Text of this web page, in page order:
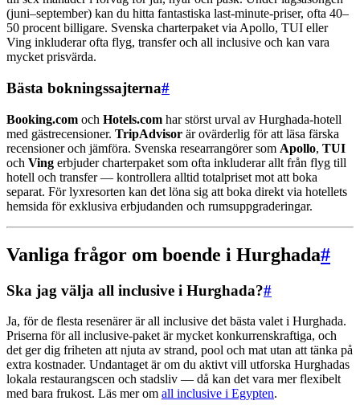
(juni–september) kan du hitta fantastiska last-minute-priser, ofta 40–
50 procent billigare. Svenska charterpaket via Apollo, TUI eller
Ving inkluderar ofta flyg, transfer och all inclusive och kan vara
mycket prisvärda.
Bästa bokningssajterna#
Booking.com och Hotels.com har störst urval av Hurghada-hotell
med gästrecensioner. TripAdvisor är ovärderlig för att läsa färska
recensioner och jämföra. Svenska researrangörer som Apollo, TUI
och Ving erbjuder charterpaket som ofta inkluderar allt från flyg till
hotell och transfer — kontrollera alltid totalpriset mot att boka
separat. För lyxresorten kan det löna sig att boka direkt via hotellets
hemsida för exklusiva erbjudanden och rumsuppgraderingar.
Vanliga frågor om boende i Hurghada#
Ska jag välja all inclusive i Hurghada?#
Ja, för de flesta resenärer är all inclusive det bästa valet i Hurghada.
Priserna för all inclusive-paket är mycket konkurrenskraftiga, och
det ger dig friheten att njuta av strand, pool och mat utan att tänka på
extra kostnader. Undantaget är om du aktivt vill utforska Hurghadas
lokala restaurangscen och stadsliv — då kan det vara mer flexibelt
med bara frukost. Läs mer om all inclusive i Egypten.